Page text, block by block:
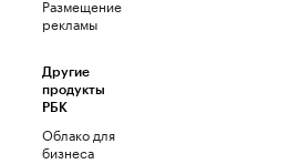
Размещение
рекламы
Другие
продукты
РБК
Облако для
бизнеса